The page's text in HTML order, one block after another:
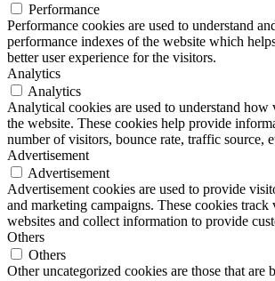
Performance
Performance cookies are used to understand
performance indexes of the website which
better user experience for the visitors.
Analytics
Analytics
Analytical cookies are used to understand
the website. These cookies help provide
number of visitors, bounce rate, traffic source,
Advertisement
Advertisement
Advertisement cookies are used to provide
and marketing campaigns. These cookies track
websites and collect information to provide
Others
Others
Other uncategorized cookies are those that are